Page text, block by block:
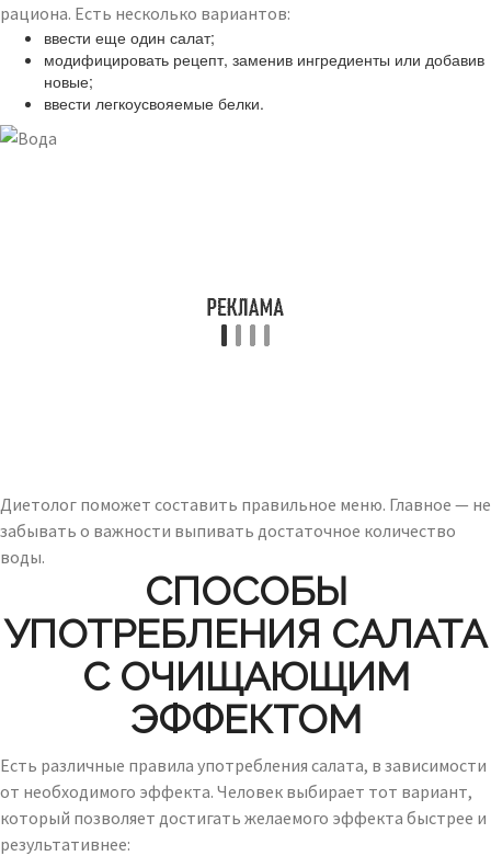
рациона. Есть несколько вариантов:
ввести еще один салат;
модифицировать рецепт, заменив ингредиенты или добавив
новые;
ввести легкоусвояемые белки.
Диетолог поможет составить правильное меню. Главное — не
забывать о важности выпивать достаточное количество
воды.
СПОСОБЫ
УПОТРЕБЛЕНИЯ САЛАТА
С ОЧИЩАЮЩИМ
ЭФФЕКТОМ
Есть различные правила употребления салата, в зависимости
от необходимого эффекта. Человек выбирает тот вариант,
который позволяет достигать желаемого эффекта быстрее и
результативнее: